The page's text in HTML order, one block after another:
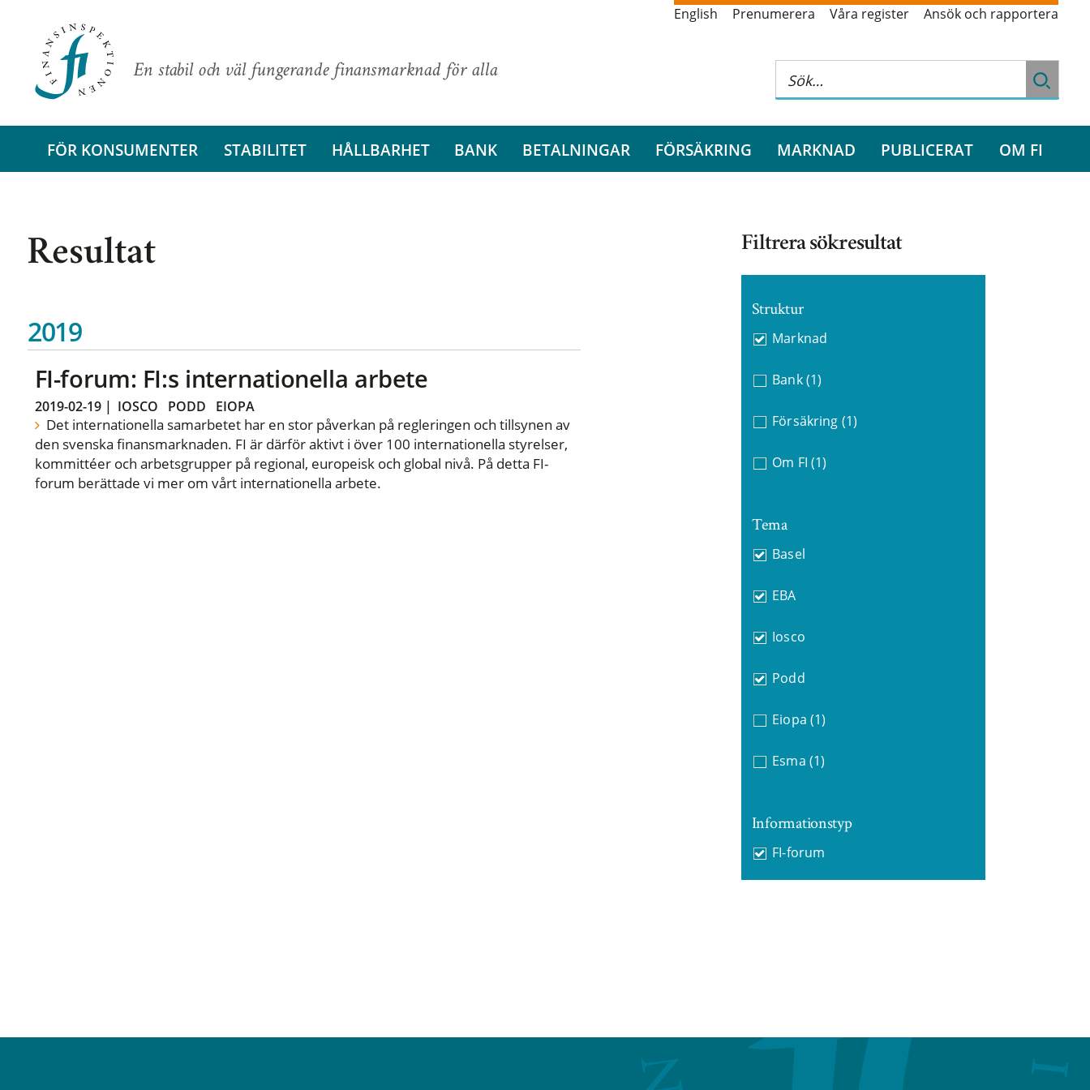
En stabil och väl fungerande finansmarknad för alla
English Prenumerera Våra register Ansök och rapportera
FÖR KONSUMENTER STABILITET HÅLLBARHET BANK BETALNINGAR FÖRSÄKRING MARKNAD PUBLICERAT OM FI
Resultat
2019
FI-forum: FI:s internationella arbete
2019-02-19| IOSCO PODD EIOPA
Det internationella samarbetet har en stor påverkan på regleringen och tillsynen av
den svenska finansmarknaden. FI är därför aktivt i över 100 internationella styrelser,
kommittéer och arbetsgrupper på regional, europeisk och global nivå. På detta FI-
forum berättade vi mer om vårt internationella arbete.
Filtrera sökresultat
Struktur
Marknad
Bank (1)
Försäkring (1)
Om FI (1)
Tema
Basel
EBA
Iosco
Podd
Eiopa (1)
Esma (1)
Informationstyp
FI-forum